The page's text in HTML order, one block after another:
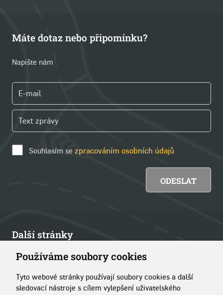
Používáme soubory cookies
Tyto webové stránky používají soubory cookies a další
sledovací nástroje s cílem vylepšení uživatelského
Máte dotaz nebo připomínku?
Napište nám
Souhlasím se zpracováním osobních údajů
Další stránky
Články
Kontakt